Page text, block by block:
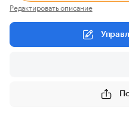
Редактировать описание